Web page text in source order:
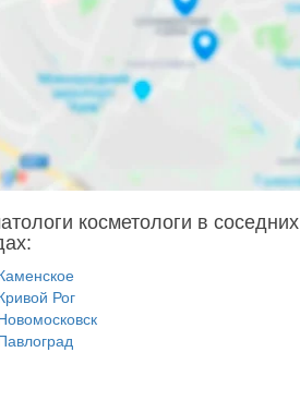
косметологи в соседних
Рог